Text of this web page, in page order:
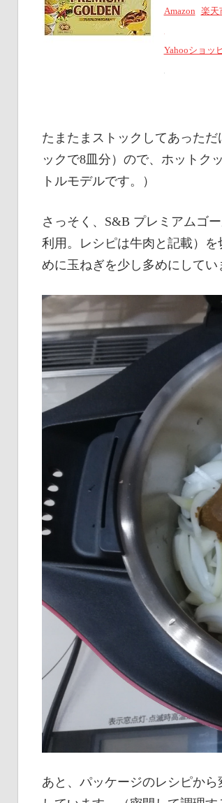
Amazon 楽天
Yahooショッ
たまたまストックしてあった
ックで8皿分）ので、ホットク
トルモデルです。）
さっそく、S&B プレミアムゴ
利用。レシピは牛肉と記載）
めに玉ねぎを少し多めにしてい
あと、パッケージのレシピか